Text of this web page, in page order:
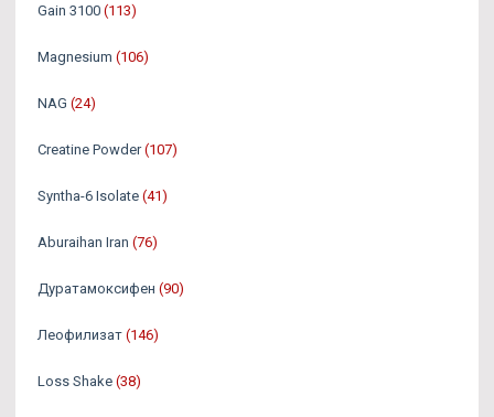
Gain 3100 (113)
Magnesium (106)
NAG (24)
Creatine Powder (107)
Syntha-6 Isolate (41)
Aburaihan Iran (76)
Дуратамоксифен (90)
Леофилизат (146)
Loss Shake (38)